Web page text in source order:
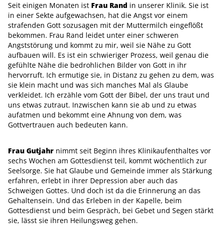
Seit einigen Monaten ist Frau Rand in unserer Klinik. Sie ist
in einer Sekte aufgewachsen, hat die Angst vor einem
strafenden Gott sozusagen mit der Muttermilch eingeflößt
bekommen. Frau Rand leidet unter einer schweren
Angststörung und kommt zu mir, weil sie Nähe zu Gott
aufbauen will. Es ist ein schwieriger Prozess, weil genau die
gefühlte Nähe die bedrohlichen Bilder von Gott in ihr
hervorruft. Ich ermutige sie, in Distanz zu gehen zu dem, was
sie klein macht und was sich manches Mal als Glaube
verkleidet. Ich erzähle vom Gott der Bibel, der uns traut und
uns etwas zutraut. Inzwischen kann sie ab und zu etwas
aufatmen und bekommt eine Ahnung von dem, was
Gottvertrauen auch bedeuten kann.
Frau Gutjahr nimmt seit Beginn ihres Klinikaufenthaltes vor
sechs Wochen am Gottesdienst teil, kommt wöchentlich zur
Seelsorge. Sie hat Glaube und Gemeinde immer als Stärkung
erfahren, erlebt in ihrer Depression aber auch das
Schweigen Gottes. Und doch ist da die Erinnerung an das
Gehaltensein. Und das Erleben in der Kapelle, beim
Gottesdienst und beim Gespräch, bei Gebet und Segen stärkt
sie, lässt sie ihren Heilungsweg gehen.